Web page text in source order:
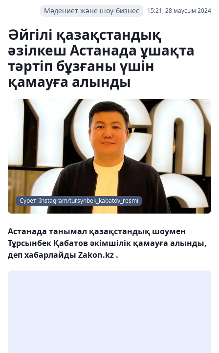
15:21, 28 маусым 2024
Мәдениет және шоу-бизнес
Әйгілі қазақстандық
әзілкеш Астанада ұшақта
тәртіп бұзғаны үшін
қамауға алынды
Сурет: Instagram/tursynbek_kabatov_resmi
Астанада танымал қазақстандық шоумен
Тұрсынбек Қабатов әкімшілік қамауға алынды,
деп хабарлайды Zakon.kz .